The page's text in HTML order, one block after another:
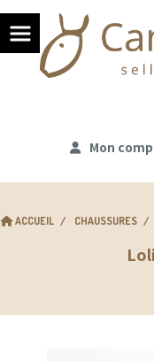
Mon
ACCUEIL CHAUSSURES